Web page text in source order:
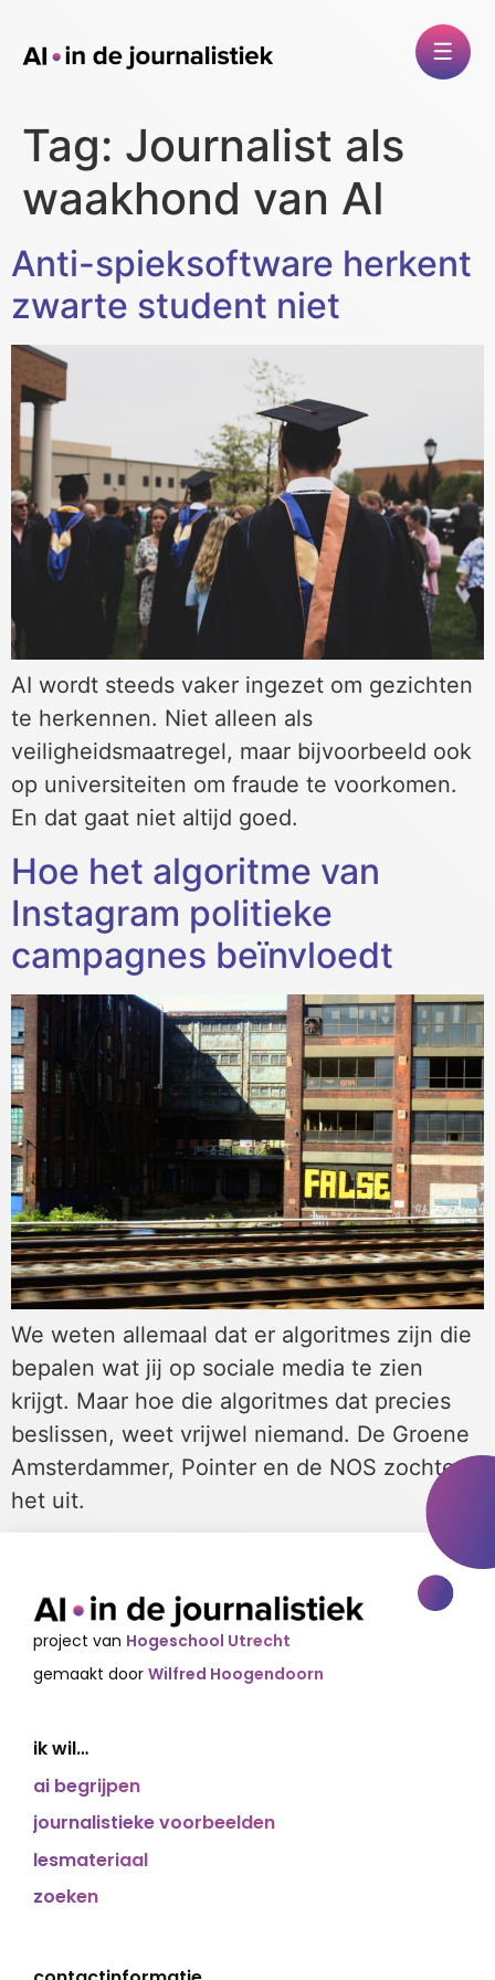
Tag: Journalist als
waakhond van AI
Anti-spieksoftware herkent
zwarte student niet
AI wordt steeds vaker ingezet om gezichten
te herkennen. Niet alleen als
veiligheidsmaatregel, maar bijvoorbeeld ook
op universiteiten om fraude te voorkomen.
En dat gaat niet altijd goed.
Hoe het algoritme van
Instagram politieke
campagnes beïnvloedt
We weten allemaal dat er algoritmes zijn die
bepalen wat jij op sociale media te zien
krijgt. Maar hoe die algoritmes dat precies
beslissen, weet vrijwel niemand. De Groene
Amsterdammer, Pointer en de NOS zochten
het uit.
project van Hogeschool Utrecht
gemaakt door Wilfred Hoogendoorn
ik wil…
ai begrijpen
journalistieke voorbeelden
lesmateriaal
zoeken